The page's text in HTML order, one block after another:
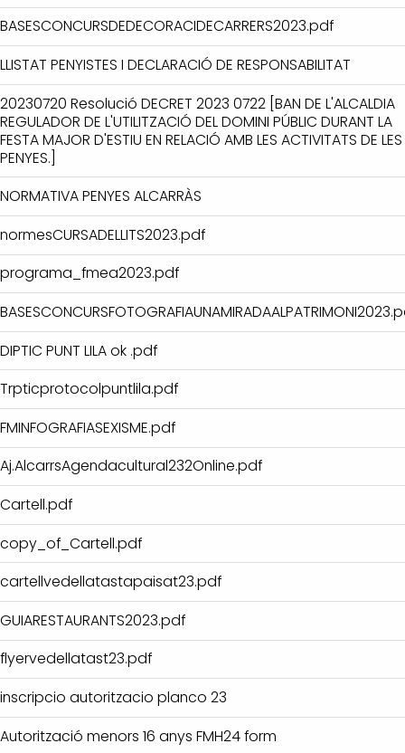
BASESCONCURSDEDECORACIDECARRERS2023.pdf
LLISTAT PENYISTES I DECLARACIÓ DE RESPONSABILITAT
20230720 Resolució DECRET 2023 0722 [BAN DE L'ALCALDIA
REGULADOR DE L'UTILITZACIÓ DEL DOMINI PÚBLIC DURANT LA
FESTA MAJOR D'ESTIU EN RELACIÓ AMB LES ACTIVITATS DE LES
PENYES.]
NORMATIVA PENYES ALCARRÀS
normesCURSADELLITS2023.pdf
programa_fmea2023.pdf
DIPTIC PUNT LILA ok .pdf
Trpticprotocolpuntlila.pdf
FMINFOGRAFIASEXISME.pdf
Aj.AlcarrsAgendacultural232Online.pdf
Cartell.pdf
copy_of_Cartell.pdf
cartellvedellatastapaisat23.pdf
GUIARESTAURANTS2023.pdf
flyervedellatast23.pdf
inscripcio autoritzacio planco 23
Autorització menors 16 anys FMH24 form